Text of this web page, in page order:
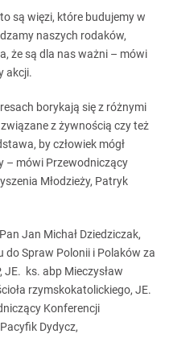
są więzi, które budujemy w
naszych rodaków,
że są dla nas ważni – mówi
akcji.
borykają się z różnymi
z żywnością czy też
by człowiek mógł
– mówi Przewodniczący
Młodzieży, Patryk
Jan Michał Dziedziczak,
do Spraw Polonii i Polaków za
JE. ks. abp Mieczysław
rzymskokatolickiego, JE.
Konferencji
Dydycz,